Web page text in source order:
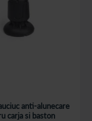
anti-alunecare
carja si baston